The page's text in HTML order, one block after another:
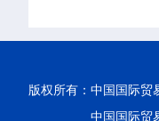
版权所有： 中国国际贸
中国国际贸